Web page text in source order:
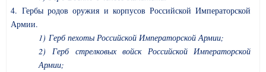
4. Гербы родов оружия и корпусов Российской Императорской
Армии.
1) Герб пехоты Российской Императорской Армии;
2) Герб стрелковых войск Российской Императорской
Армии;